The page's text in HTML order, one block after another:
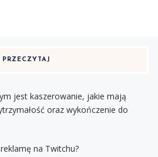
PRZECZYTAJ
jest kaszerowanie, jakie mają
oraz wykończenie do
na Twitchu?